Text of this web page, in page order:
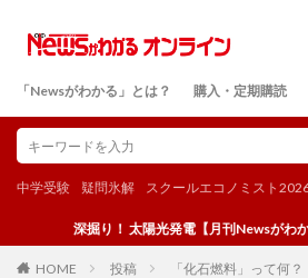
「Newsがわかる」とは？ 購入・定期購読
中学受験 疑問氷解 スクールエコノミスト
深掘り！ 太陽光発電【月刊Newsがわかる９月
HOME 投稿 「化石燃料」って何
検索